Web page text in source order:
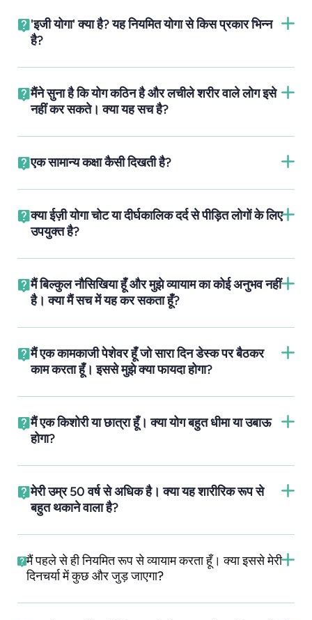
'इजी योगा' क्या है? यह नियमित योगा से किस प्रकार भिन्न
है?
मैंने सुना है कि योग कठिन है और लचीले शरीर वाले लोग इसे
नहीं कर सकते। क्या यह सच है?
एक सामान्य कक्षा कैसी दिखती है?
क्या ईज़ी योगा चोट या दीर्घकालिक दर्द से पीड़ित लोगों के लिए
उपयुक्त है?
मैं बिल्कुल नौसिखिया हूँ और मुझे व्यायाम का कोई अनुभव नहीं
है। क्या मैं सच में यह कर सकता हूँ?
मैं एक कामकाजी पेशेवर हूँ जो सारा दिन डेस्क पर बैठकर
काम करता हूँ। इससे मुझे क्या फायदा होगा?
मैं एक किशोरी या छात्रा हूँ। क्या योग बहुत धीमा या उबाऊ
होगा?
मेरी उम्र 50 वर्ष से अधिक है। क्या यह शारीरिक रूप से
बहुत थकाने वाला है?
मैं पहले से ही नियमित रूप से व्यायाम करता हूँ। क्या इससे मेरी
दिनचर्या में कुछ और जुड़ जाएगा?